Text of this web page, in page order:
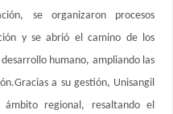
se organizaron procesos
y se abrió el camino de los
humano, ampliando las
a su gestión, Unisangil
regional, resaltando el